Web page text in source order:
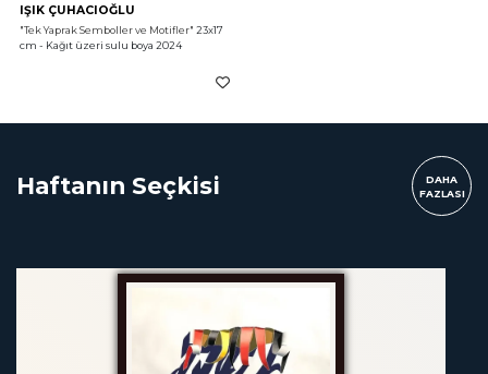
IŞIK ÇUHACIOĞLU
"Tek Yaprak Semboller ve Motifler" 23x17
cm - Kağıt üzeri sulu boya 2024
Haftanın Seçkisi
DAHA
FAZLASI